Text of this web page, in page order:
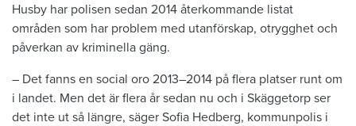
Husby har polisen sedan 2014 återkommande listat
områden som har problem med utanförskap, otrygghet och
påverkan av kriminella gäng.
– Det fanns en social oro 2013–2014 på flera platser runt om
i landet. Men det är flera år sedan nu och i Skäggetorp ser
det inte ut så längre, säger Sofia Hedberg, kommunpolis i